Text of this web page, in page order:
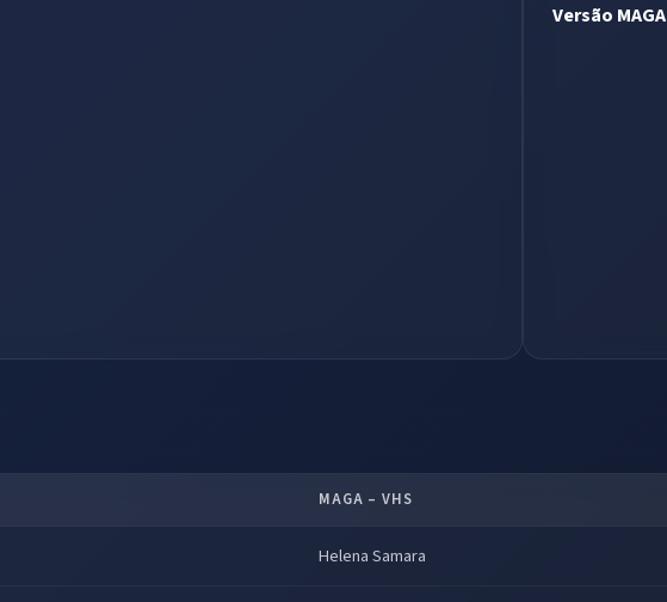
Versão MAGA
MAGA – VHS
Helena Samara